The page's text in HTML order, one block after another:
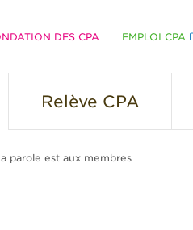
DES CPA EMPLOI CPA
Relève CPA
parole est aux membres